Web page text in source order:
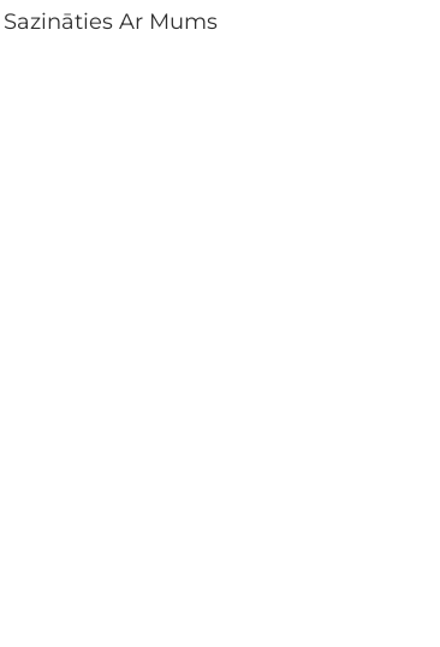
Sazināties Ar Mums